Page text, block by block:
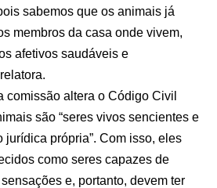
sabemos que os animais já
membros da casa onde vivem,
afetivos saudáveis e
comissão altera o Código Civil
são “seres vivos sencientes e
jurídica própria”. Com isso, eles
como seres capazes de
e, portanto, devem ter